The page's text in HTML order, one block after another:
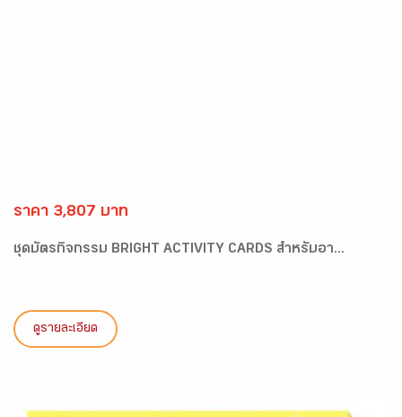
ราคา 3,807 บาท
ชุดบัตรกิจกรรม BRIGHT ACTIVITY CARDS สำหรับอา...
ดูรายละเอียด